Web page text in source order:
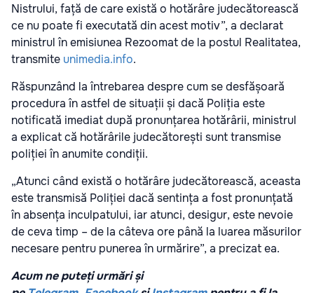
Nistrului, față de care există o hotărâre judecătorească
ce nu poate fi executată din acest motiv”, a declarat
ministrul în emisiunea Rezoomat de la postul Realitatea,
transmite unimedia.info.
Răspunzând la întrebarea despre cum se desfășoară
procedura în astfel de situații și dacă Poliția este
notificată imediat după pronunțarea hotărârii, ministrul
a explicat că hotărârile judecătorești sunt transmise
poliției în anumite condiții.
„Atunci când există o hotărâre judecătorească, aceasta
este transmisă Poliției dacă sentința a fost pronunțată
în absența inculpatului, iar atunci, desigur, este nevoie
de ceva timp – de la câteva ore până la luarea măsurilor
necesare pentru punerea în urmărire”, a precizat ea.
Acum ne puteți urmări și